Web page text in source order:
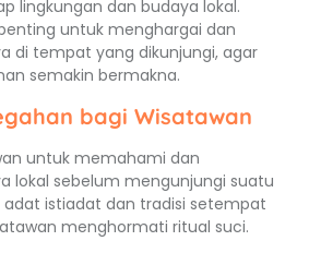
lingkungan dan budaya lokal.
untuk menghargai dan
di tempat yang dikunjungi, agar
semakin bermakna.
bagi Wisatawan
untuk memahami dan
lokal sebelum mengunjungi suatu
istiadat dan tradisi setempat
menghormati ritual suci.